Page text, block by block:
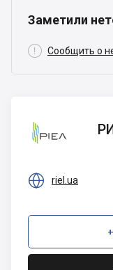
Заметили
 Сообщить о
РИЕЛ
 riel.ua